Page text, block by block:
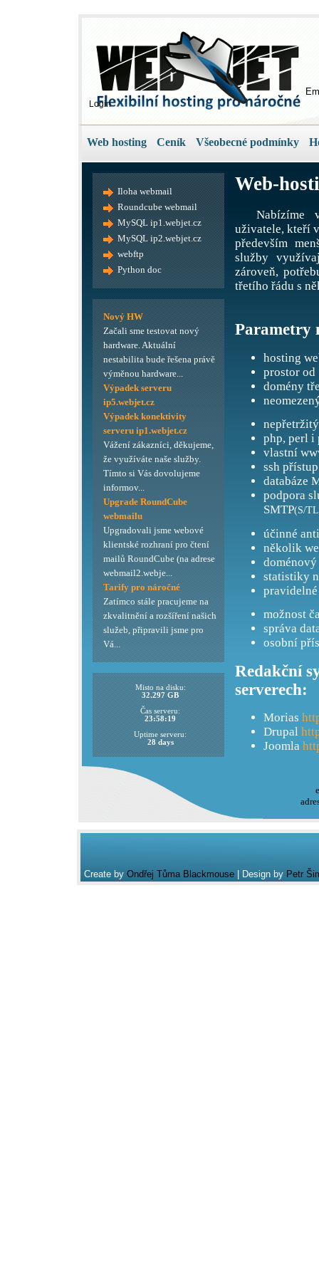
Login
Web hosting Ceník Všeobecné podmínky
Web-
Nabízíme
uživatele, kteří
především
služby
zároveň,
třetího řádu s
Parametry
hosting
prostor od
domény
php, perl i
vlastní
ssh přístup
databáze
podpora
SMTP(S/
účinné
několik
doménový
statistiky
možnost
správa
osobní
Redakční
serverech:
Morias
Drupal
Joomla
Iloha webmail
Roundcube webmail
MySQL ip1.webjet.cz
MySQL ip2.webjet.cz
webftp
Python doc
Nový HW
Začali sme testovat nový
hardware. Aktuální
nestabilita bude řešena právě
výměnou hardware...
Výpadek serveru
ip5.webjet.cz
Výpadek konektivity
serveru ip1.webjet.cz
Vážení zákazníci, děkujeme,
že využíváte naše služby.
Tímto si Vás dovolujeme
informov...
Upgrade RoundCube
webmailu
Upgradovali jsme webové
klientské rozhraní pro čtení
mailů RoundCube (na adrese
webmail2.webje...
Tarify pro náročné
Zatímco stále pracujeme na
zkvalitnění a rozšíření našich
služeb, připravili jsme pro
Vá...
Misto na disku:
32.297 GB
Čas serveru:
23:58:19
Uptime serveru:
28 days
Create by Ondřej Tůma Blackmouse| Design by Petr